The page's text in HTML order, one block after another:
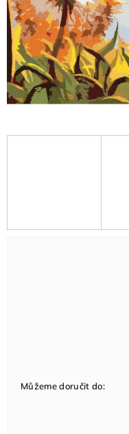
Můžeme doručit do: